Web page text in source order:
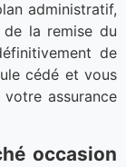
administratif,
la remise du
de
cédé et vous
assurance
occasion